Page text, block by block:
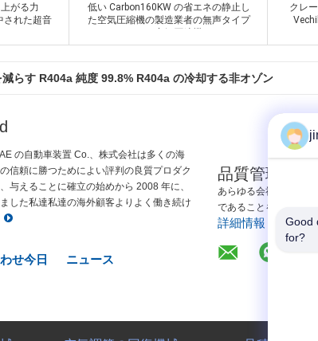
がる力
された超音
低い Carbon160KW の省エネの静止し
た空気圧縮機の製造業者の無声タイプ
クレ
らす R404a 純度 99.8% R404a の冷却する非オゾン
の自動車装置 Co.、株式会社は多くの海
信頼に勝つためによい評判の良質プロダク
与えることに確立の始めから 2008 年に、
した私達私達の海外顧客よりよく働き続け
のために確立されました。 主要なプロダ
せ今日 ニュース
品質管理
あらゆる会社は深く質
であることを理解しま
詳細情報
Good
for?